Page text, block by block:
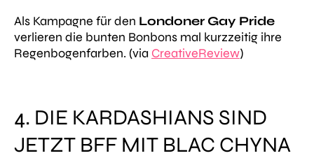
Als Kampagne für den Londoner Gay Pride
verlieren die bunten Bonbons mal kurzzeitig ihre
Regenbogenfarben. (via CreativeReview)
4. DIE KARDASHIANS SIND
JETZT BFF MIT BLAC CHYNA